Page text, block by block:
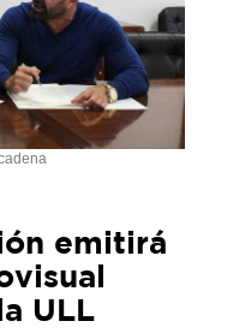
emitirá
ULL